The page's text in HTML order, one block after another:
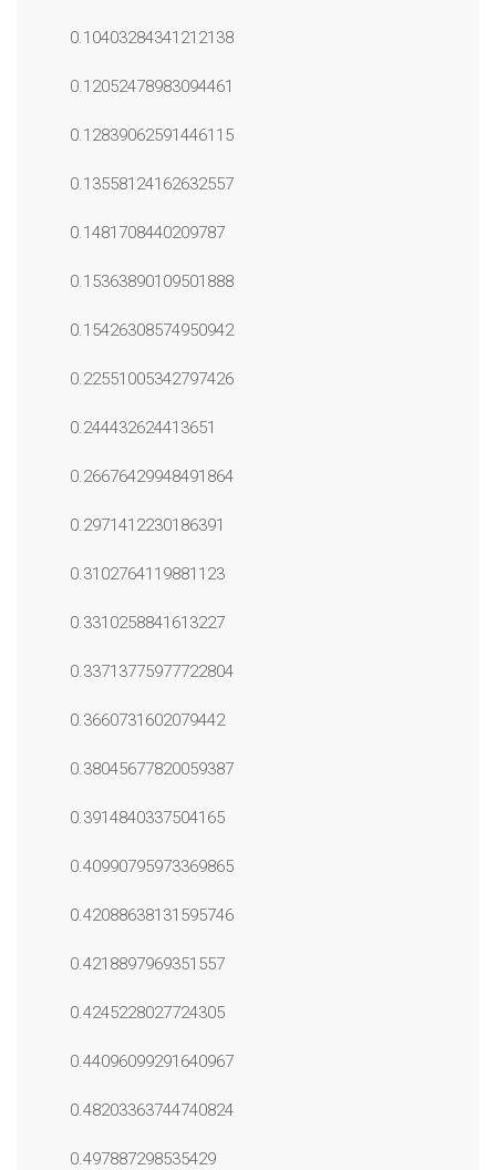
0.10403284341212138
0.12052478983094461
0.12839062591446115
0.13558124162632557
0.1481708440209787
0.15363890109501888
0.15426308574950942
0.22551005342797426
0.244432624413651
0.26676429948491864
0.2971412230186391
0.3102764119881123
0.3310258841613227
0.33713775977722804
0.3660731602079442
0.38045677820059387
0.3914840337504165
0.40990795973369865
0.42088638131595746
0.4218897969351557
0.4245228027724305
0.44096099291640967
0.48203363744740824
0.497887298535429